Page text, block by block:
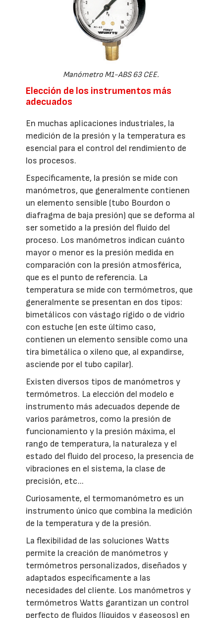
Manómetro M1-ABS 63 CEE.
Elección de los instrumentos más
adecuados
En muchas aplicaciones industriales, la
medición de la presión y la temperatura es
esencial para el control del rendimiento de
los procesos.
Específicamente, la presión se mide con
manómetros, que generalmente contienen
un elemento sensible (tubo Bourdon o
diafragma de baja presión) que se deforma al
ser sometido a la presión del fluido del
proceso. Los manómetros indican cuánto
mayor o menor es la presión medida en
comparación con la presión atmosférica,
que es el punto de referencia. La
temperatura se mide con termómetros, que
generalmente se presentan en dos tipos:
bimetálicos con vástago rígido o de vidrio
con estuche (en este último caso,
contienen un elemento sensible como una
tira bimetálica o xileno que, al expandirse,
asciende por el tubo capilar).
Existen diversos tipos de manómetros y
termómetros. La elección del modelo e
instrumento más adecuados depende de
varios parámetros, como la presión de
funcionamiento y la presión máxima, el
rango de temperatura, la naturaleza y el
estado del fluido del proceso, la presencia de
vibraciones en el sistema, la clase de
precisión, etc...
Curiosamente, el termomanómetro es un
instrumento único que combina la medición
de la temperatura y de la presión.
La flexibilidad de las soluciones Watts
permite la creación de manómetros y
termómetros personalizados, diseñados y
adaptados específicamente a las
necesidades del cliente. Los manómetros y
termómetros Watts garantizan un control
perfecto de fluidos (líquidos y gaseosos) en